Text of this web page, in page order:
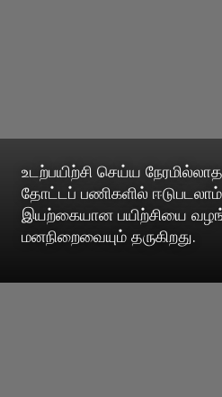
உடற்பயிற்சி செய்ய
தோட்டப் பணிகளில்
இயற்கையான பயிற்சியை
மனநிறைவையும் தருகிறது.